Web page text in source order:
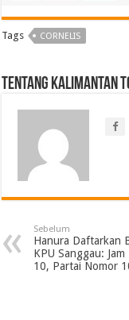
Tags CORNELIS
Tentang Kalimantan
Sebelum
Hanura Daftarkan
KPU Sanggau: Jam
10, Partai Nomor